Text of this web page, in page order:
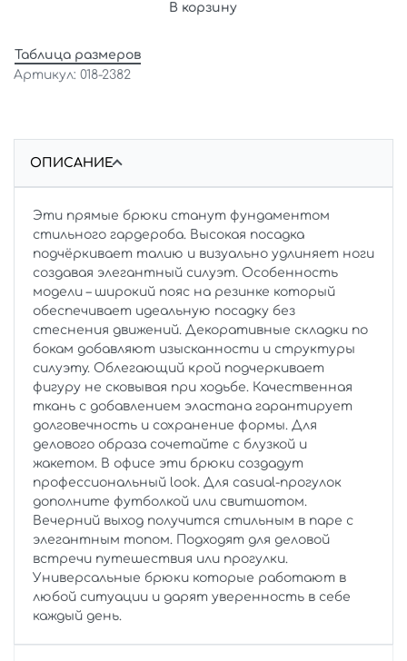
В корзину
Таблица размеров
018-2382
ОПИСАНИЕ
Эти прямые брюки станут фундаментом
стильного гардероба. Высокая посадка
подчёркивает талию и визуально удлиняет ноги
создавая элегантный силуэт. Особенность
модели – широкий пояс на резинке который
обеспечивает идеальную посадку без
стеснения движений. Декоративные складки по
бокам добавляют изысканности и структуры
силуэту. Облегающий крой подчеркивает
фигуру не сковывая при ходьбе. Качественная
ткань с добавлением эластана гарантирует
долговечность и сохранение формы. Для
делового образа сочетайте с блузкой и
жакетом. В офисе эти брюки создадут
профессиональный look. Для casual-прогулок
дополните футболкой или свитшотом.
Вечерний выход получится стильным в паре с
элегантным топом. Подходят для деловой
встречи путешествия или прогулки.
Универсальные брюки которые работают в
любой ситуации и дарят уверенность в себе
каждый день.